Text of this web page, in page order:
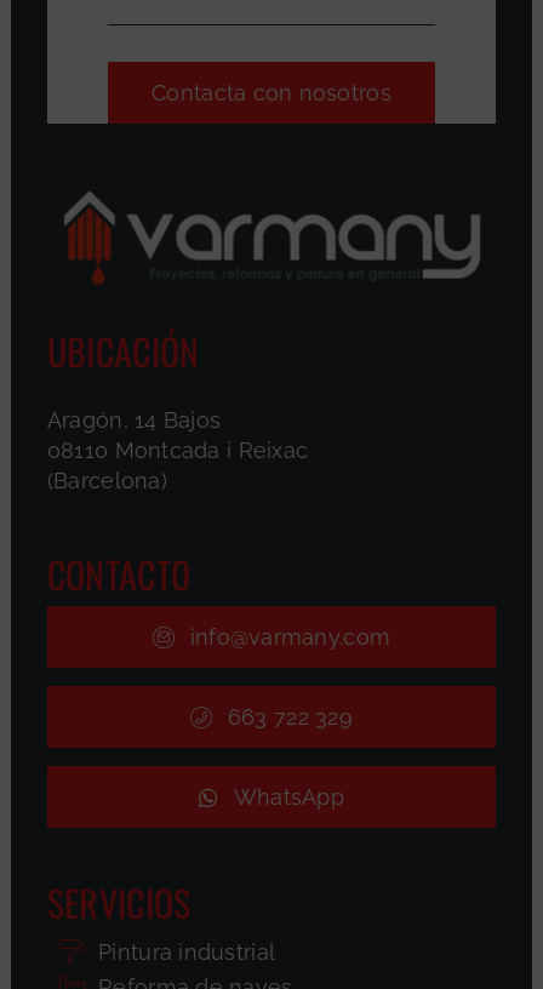
Contacta con nosotros
UBICACIÓN
Aragón, 14 Bajos
08110 Montcada i Reixac
(Barcelona)
CONTACTO
info@varmany.com
663 722 329
WhatsApp
SERVICIOS
Pintura industrial